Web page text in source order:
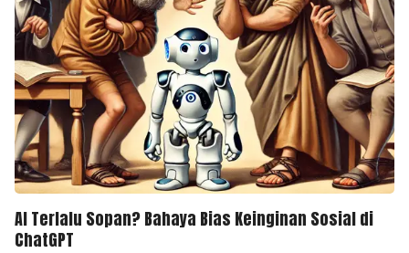
AI Terlalu Sopan? Bahaya Bias Keinginan Sosial di
ChatGPT